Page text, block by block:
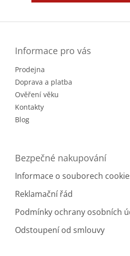
Informace pro vás
Prodejna
Doprava a platba
Ověření věku
Kontakty
Blog
Bezpečné nakupování
Informace o souborech
Reklamační řád
Podmínky ochrany osobních
Odstoupení od smlouvy